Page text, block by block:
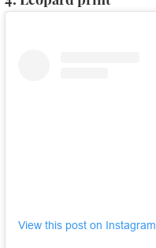
View this post on Instagram